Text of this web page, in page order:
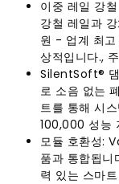
이중 레일 강
강철 레일과
원 - 업계 최고
상적입니다.,
SilentSoft® 댐
로 소음 없는
트를 통해 시
100,000 성능
모듈 호환성:
품과 통합됩니
력 있는 스마